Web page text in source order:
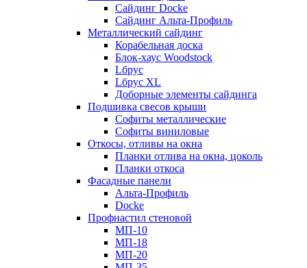
Сайдинг Docke
Сайдинг Альта-Профиль
Металлический сайдинг
Корабельная доска
Блок-хаус Woodstock
Lбрус
Lбрус XL
Доборные элементы сайдинга
Подшивка свесов крыши
Софиты металлические
Софиты виниловые
Откосы, отливы на окна
Планки отлива на окна, цоколь
Планки откоса
Фасадные панели
Альта-Профиль
Docke
Профнастил стеновой
МП-10
МП-18
МП-20